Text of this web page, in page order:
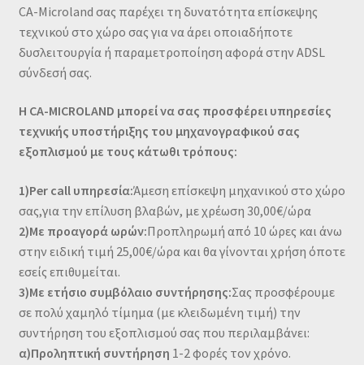
CA-Microland σας παρέχει τη δυνατότητα επίσκεψης
τεχνικού στο χώρο σας για να άρει οποιαδήποτε
δυσλειτουργία ή παραμετροποίηση αφορά στην ADSL
σύνδεσή σας.
Η CA-MICROLAND μπορεί να σας προσφέρει υπηρεσίες
τεχνικής υποστήριξης του μηχανογραφικού σας
εξοπλισμού με τους κάτωθι τρόπους:
1)Per call υπηρεσία:Άμεση επίσκεψη μηχανικού στο χώρο
σας,για την επίλυση βλαβών, με χρέωση 30,00€/ώρα
2)Με προαγορά ωρών:Προπληρωμή από 10 ώρες και άνω
στην ειδική τιμή 25,00€/ώρα και θα γίνονται χρήση όποτε
εσείς επιθυμείται.
3)Με ετήσιο συμβόλαιο συντήρησης:Σας προσφέρουμε
σε πολύ χαμηλό τίμημα (με κλειδωμένη τιμή) την
συντήρηση του εξοπλισμού σας που περιλαμβάνει:
α)Προληπτική συντήρηση 1-2 φορές τον χρόνο.